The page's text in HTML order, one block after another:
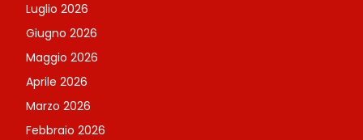
Luglio 2026
Giugno 2026
Maggio 2026
Aprile 2026
Marzo 2026
Febbraio 2026